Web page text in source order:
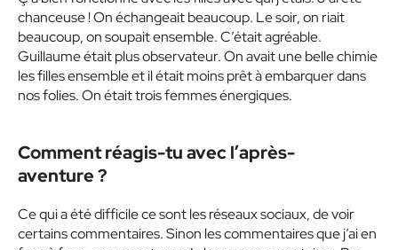
chanceuse ! On échangeait beaucoup. Le soir, on riait
beaucoup, on soupait ensemble. C’était agréable.
Guillaume était plus observateur. On avait une belle chimie
les filles ensemble et il était moins prêt à embarquer dans
nos folies. On était trois femmes énergiques.
Comment réagis-tu avec l’après-
aventure ?
Ce qui a été difficile ce sont les réseaux sociaux, de voir
certains commentaires. Sinon les commentaires que j’ai en